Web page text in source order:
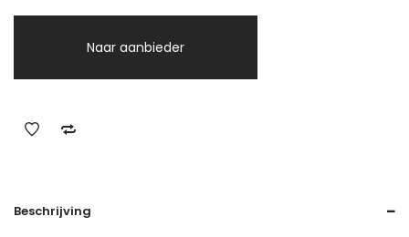
Naar aanbieder
Beschrijving